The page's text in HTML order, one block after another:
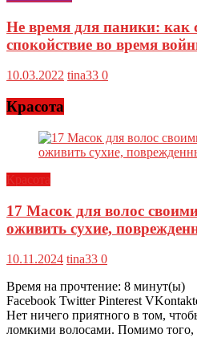
Не время для паники: как
спокойствие во время
10.03.2022 tina33 0
Красота
Красота
17 Масок для волос
оживить сухие,
10.11.2024 tina33 0
Время на прочтение: 8 минут(ы)
Facebook Twitter Pinterest
Нет ничего приятного в том,
ломкими волосами. Помимо того,